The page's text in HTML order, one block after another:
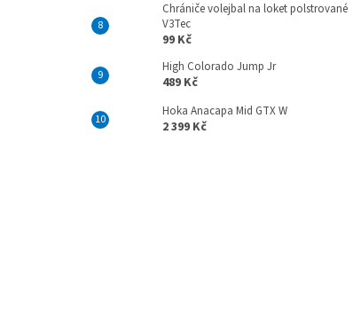
Chrániče volejbal na loket polstrované
V3Tec
99 Kč
High Colorado Jump Jr
489 Kč
Hoka Anacapa Mid GTX W
2 399 Kč